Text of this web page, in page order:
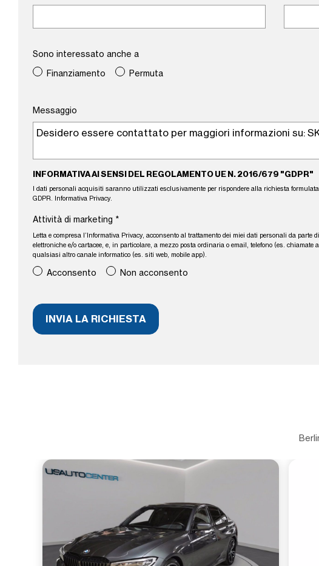
Sono interessato anche a
Finanziamento
Permuta
Messaggio
INFORMATIVA AI SENSI DEL REGOLAMENTO UE N. 2016/679 "GDPR"
I dati personali acquisiti saranno utilizzati esclusivamente per rispondere alla richiesta
GDPR.
Informativa Privacy.
Attività di marketing *
Letta e compresa l’ Informativa Privacy, acconsento al trattamento dei miei dati personali da
elettroniche e/o cartacee, e, in particolare, a mezzo posta ordinaria o email, telefono (es.
qualsiasi altro canale informatico (es. siti web, mobile app).
Acconsento Non acconsento